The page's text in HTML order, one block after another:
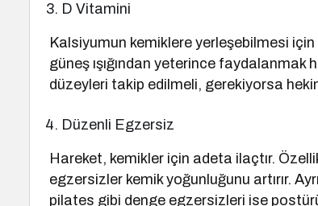
D Vitamini
Kalsiyumun kemiklere yerleşebilmesi
güneş ışığından yeterince
düzeyleri takip edilmeli, gerekiyorsa
Düzenli Egzersiz
Hareket, kemikler için adeta ilaçtır.
egzersizler kemik yoğunluğunu artırır.
pilates gibi denge egzersizleri ise